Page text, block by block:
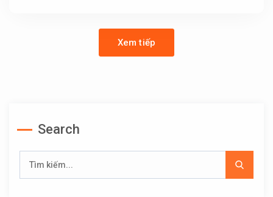
Xem tiếp
Search